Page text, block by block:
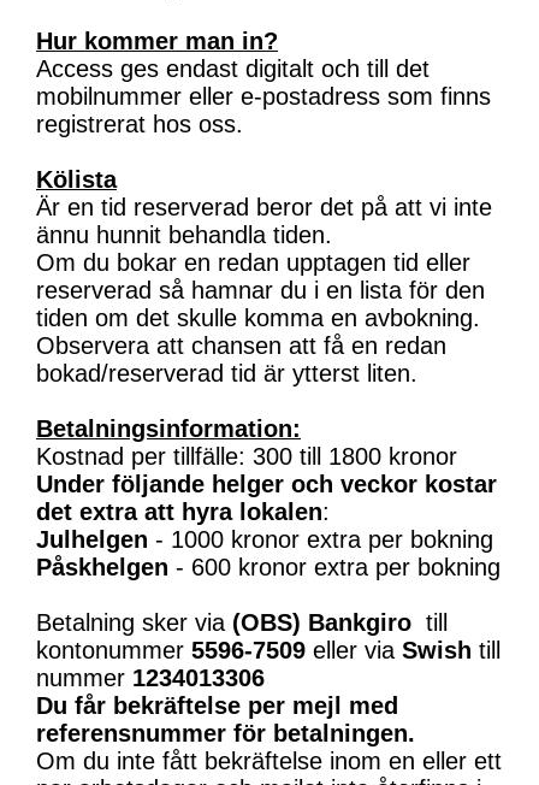
Hur kommer man in?
Access ges endast digitalt och till det
mobilnummer eller e-postadress som finns
registrerat hos oss.
Kölista
Är en tid reserverad beror det på att vi inte
ännu hunnit behandla tiden.
Om du bokar en redan upptagen tid eller
reserverad så hamnar du i en lista för den
tiden om det skulle komma en avbokning.
Observera att chansen att få en redan
bokad/reserverad tid är ytterst liten.
Betalningsinformation:
Kostnad per tillfälle: 300 till 1800 kronor
Under följande helger och veckor kostar
det extra att hyra lokalen:
Julhelgen - 1000 kronor extra per bokning
Påskhelgen - 600 kronor extra per bokning
Betalning sker via (OBS) Bankgiro till
kontonummer 5596-7509 eller via Swish till
nummer 1234013306
Du får bekräftelse per mejl med
referensnummer för betalningen.
Om du inte fått bekräftelse inom en eller ett